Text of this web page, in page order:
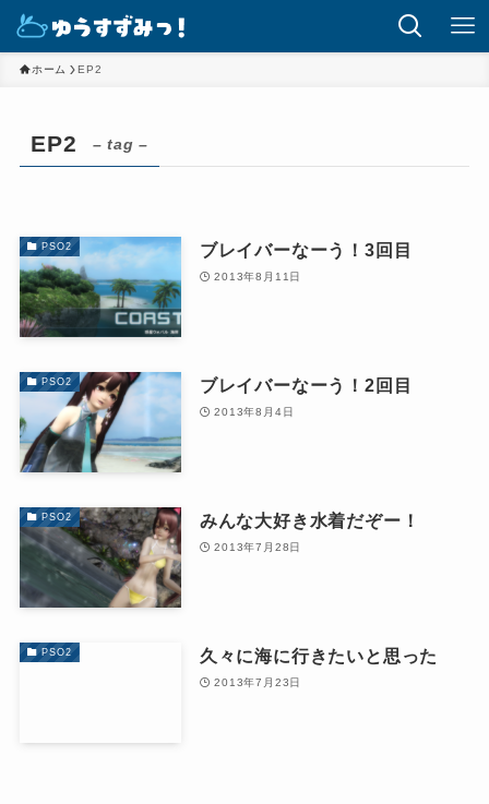
ホーム EP2
EP2 – tag –
PSO2 ブレイバーなーう！3回目
2013年8月11日
PSO2 ブレイバーなーう！2回目
2013年8月4日
PSO2 みんな大好き水着だぞー！
2013年7月28日
PSO2 久々に海に行きたいと思った
2013年7月23日